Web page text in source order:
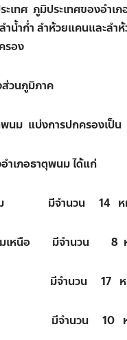
เทศ ภูมิประเทศของอำเ
ำน้ำก่ำ ลำห้วยแคนและลำ
รอง
วนภูมิภาค
พนม แบ่งการปกครองเป็
ำเภอธาตุพนม ได้แก่
นม มีจำนวน 14 ห
นมเหนือ มีจำนวน 8
ำ มีจำนวน 17 ห
ดง มีจำนวน 10 ห